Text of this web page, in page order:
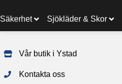
Säkerhet Sjökläder & Skor
Vår butik i Ystad
Kontakta oss